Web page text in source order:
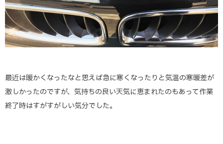
最近は暖かくなったなと思えば急に寒くなったりと気温の寒暖差が
激しかったのですが、気持ちの良い天気に恵まれたのもあって作業
終了時はすがすがしい気分でした。